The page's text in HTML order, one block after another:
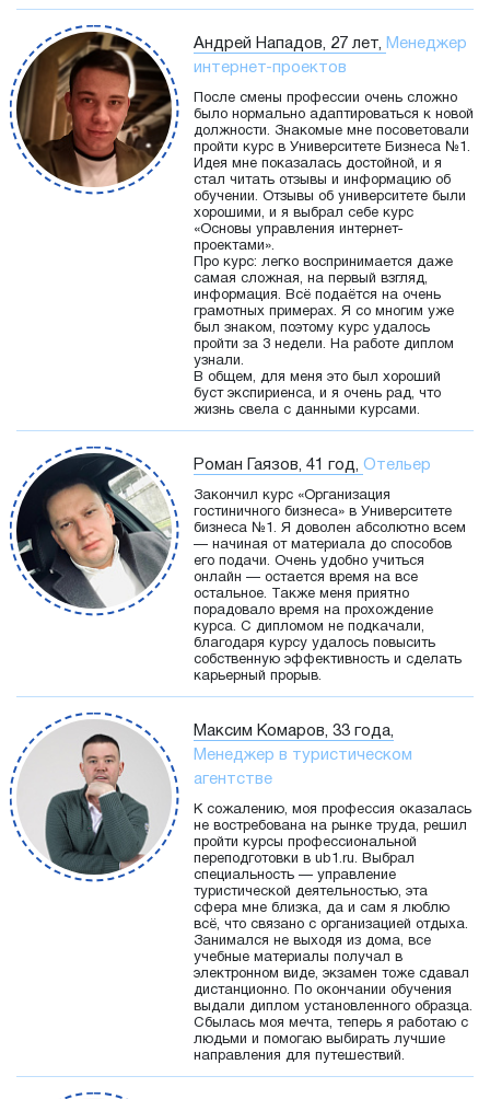
Андрей Нападов, 27 лет, Менеджер
интернет-проектов
После смены профессии очень сложно
было нормально адаптироваться к новой
должности. Знакомые мне посоветовали
пройти курс в Университете Бизнеса №1.
Идея мне показалась достойной, и я
стал читать отзывы и информацию об
обучении. Отзывы об университете были
хорошими, и я выбрал себе курс
«Основы управления интернет-
проектами».
Про курс: легко воспринимается даже
самая сложная, на первый взгляд,
информация. Всё подаётся на очень
грамотных примерах. Я со многим уже
был знаком, поэтому курс удалось
пройти за 3 недели. На работе диплом
узнали.
В общем, для меня это был хороший
буст экспириенса, и я очень рад, что
жизнь свела с данными курсами.
Роман Гаязов, 41 год, Отельер
Закончил курс «Организация
гостиничного бизнеса» в Университете
бизнеса №1. Я доволен абсолютно всем
— начиная от материала до способов
его подачи. Очень удобно учиться
онлайн — остается время на все
остальное. Также меня приятно
порадовало время на прохождение
курса. С дипломом не подкачали,
благодаря курсу удалось повысить
собственную эффективность и сделать
карьерный прорыв.
Максим Комаров, 33 года,
Менеджер в туристическом
агентстве
К сожалению, моя профессия оказалась
не востребована на рынке труда, решил
пройти курсы профессиональной
переподготовки в ub1.ru. Выбрал
специальность — управление
туристической деятельностью, эта
сфера мне близка, да и сам я люблю
всё, что связано с организацией отдыха.
Занимался не выходя из дома, все
учебные материалы получал в
электронном виде, экзамен тоже сдавал
дистанционно. По окончании обучения
выдали диплом установленного образца.
Сбылась моя мечта, теперь я работаю с
людьми и помогаю выбирать лучшие
направления для путешествий.